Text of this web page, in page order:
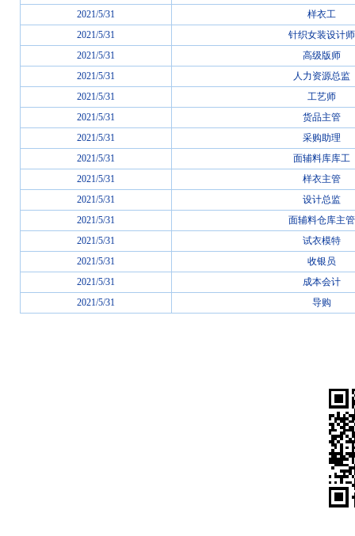
2021/5/31
样衣工
2021/5/31
针织女装设计师
2021/5/31
高级版师
2021/5/31
人力资源总监
2021/5/31
工艺师
2021/5/31
货品主管
2021/5/31
采购助理
2021/5/31
面辅料库库工
2021/5/31
样衣主管
2021/5/31
设计总监
2021/5/31
面辅料仓库主管
2021/5/31
试衣模特
2021/5/31
收银员
2021/5/31
成本会计
2021/5/31
导购